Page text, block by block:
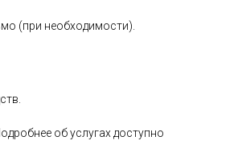
(при необходимости).
об услугах доступно